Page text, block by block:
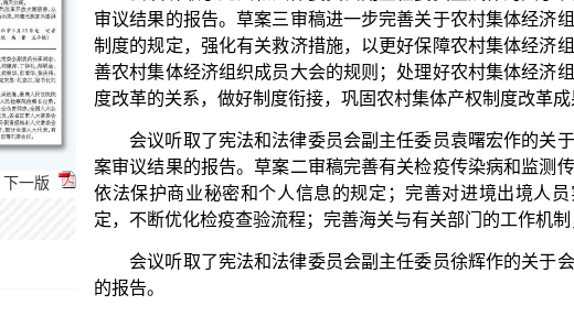
下一版
会议听取了宪法和法律委员会副主任委员袁曙宏作的关于国境卫生检疫法修订草
案审议结果的报告。草案二审稿完善有关检疫传染病和监测传染病目录的规定；增加
依法保护商业秘密和个人信息的规定；完善对进境出境人员实施检疫查验措施的规
定，不断优化检疫查验流程；完善海关与有关部门的工作机制，明确职责分工等。
会议听取了宪法和法律委员会副主任委员徐辉作的关于会计法修正草案审议结果
的报告。
会议听取了丛斌作的关于授权国务院在海南自由贸易港暂时调整适用《中华人民
共和国食品安全法》有关规定的决定草案审议结果的报告。
况的汇报。草案二审稿对中央金融工作领导机构及其职责作出规定；完善草案关于金
融监管和金融风险防范处置相关规定；做好与其他有关金融法律的衔接等。